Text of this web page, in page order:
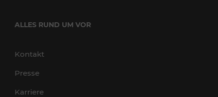
ALLES RUND UM VOR
Kontakt
Presse
Karriere